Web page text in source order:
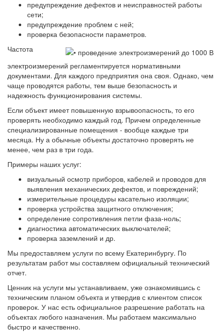
предупреждение дефектов и неисправностей работы
сети;
предупреждение проблем с ней;
проверка безопасности параметров.
Частота
электроизмерений регламентируется нормативными
документами. Для каждого предприятия она своя. Однако, чем
чаще проводятся работы, тем выше безопасность и
надежность функционирования системы.
Если объект имеет повышенную взрывоопасность, то его
проверять необходимо каждый год. Причем определенные
специализированные помещения - вообще каждые три
месяца. Ну а обычные объекты достаточно проверять не
менее, чем раз в три года.
Примеры наших услуг:
визуальный осмотр приборов, кабелей и проводов для
выявления механических дефектов, и повреждений;
измерительные процедуры касательно изоляции;
проверка устройства защитного отключения;
определение сопротивления петли фаза-ноль;
диагностика автоматических выключателей;
проверка заземлений и др.
Мы предоставляем услуги по всему Екатеринбургу. По
результатам работ мы составляем официальный технический
отчет.
Ценник на услуги мы устанавливаем, уже ознакомившись с
техническим планом объекта и утвердив с клиентом список
проверок. У нас есть официальное разрешение работать на
объектах любого назначения. Мы работаем максимально
быстро и качественно.